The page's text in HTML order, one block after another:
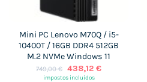
Mini PC Lenovo M70Q / i5-
10400T / 16GB DDR4 512GB
M.2 NVMe Windows 11
749,00€ O
preço
438,12 €O
impostos incluídos